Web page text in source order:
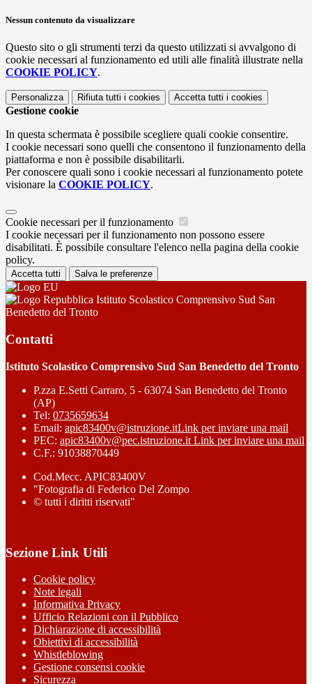
Nessun contenuto da visualizzare
Questo sito o gli strumenti terzi da questo utilizzati si avvalgono di
cookie necessari al funzionamento ed utili alle finalità illustrate nella
COOKIE POLICY.
Personalizza Rifiuta tutti i cookies Accetta tutti i cookies
Gestione cookie
In questa schermata è possibile scegliere quali cookie consentire.
I cookie necessari sono quelli che consentono il funzionamento della
piattaforma e non è possibile disabilitarli.
Per conoscere quali sono i cookie necessari al funzionamento potete
visionare la COOKIE POLICY.
Cookie necessari per il funzionamento
I cookie necessari per il funzionamento non possono essere
disabilitati. È possibile consultare l'elenco nella pagina della cookie
policy.
Accetta tutti Salva le preferenze
Istituto Scolastico Comprensivo Sud San
Benedetto del Tronto
Contatti
Istituto Scolastico Comprensivo Sud San Benedetto del Tronto
P.zza E.Setti Carraro, 5 - 63074 San Benedetto del Tronto
(AP)
Tel: 0735659634
Email: apic83400v@istruzione.itLink per inviare una mail
PEC: apic83400v@pec.istruzione.it Link per inviare una mail
C.F.: 91038870449
Cod.Mecc. APIC83400V
"Fotografia di Federico Del Zompo
© tutti i diritti riservati"
Sezione Link Utili
Cookie policy
Note legali
Informativa Privacy
Ufficio Relazioni con il Pubblico
Dichiarazione di accessibilità
Obiettivi di accessibilità
Whistleblowing
Gestione consensi cookie
Sicurezza